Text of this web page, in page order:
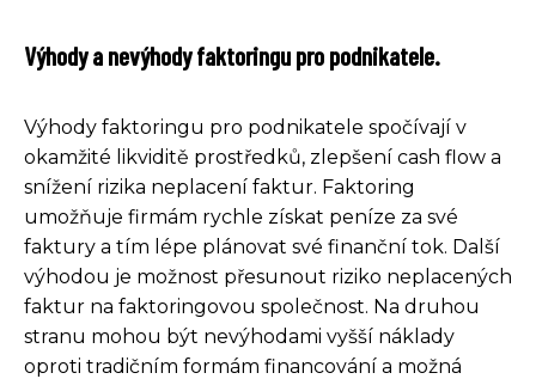
Výhody a nevýhody faktoringu pro podnikatele.
Výhody faktoringu pro podnikatele spočívají v
okamžité likviditě prostředků, zlepšení cash flow a
snížení rizika neplacení faktur. Faktoring
umožňuje firmám rychle získat peníze za své
faktury a tím lépe plánovat své finanční tok. Další
výhodou je možnost přesunout riziko neplacených
faktur na faktoringovou společnost. Na druhou
stranu mohou být nevýhodami vyšší náklady
oproti tradičním formám financování a možná